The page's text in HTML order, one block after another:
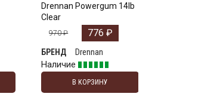
Drennan Powergum 14lb
Clear
970₽ 776₽
БРЕНД
Drennan
Наличие
В КОРЗИНУ